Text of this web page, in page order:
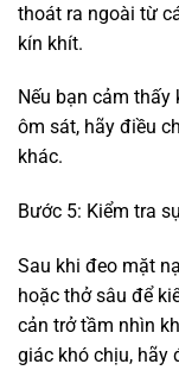
thoát ra ngoài từ
kín khít.
Nếu bạn cảm
ôm sát, hãy điều
khác.
Bước 5: Kiểm tra
Sau khi đeo mặt
hoặc thở sâu để
cản trở tầm nhìn
giác khó chịu, hãy